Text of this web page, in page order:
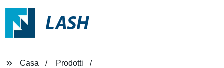
LASH
Casa
Prodotti